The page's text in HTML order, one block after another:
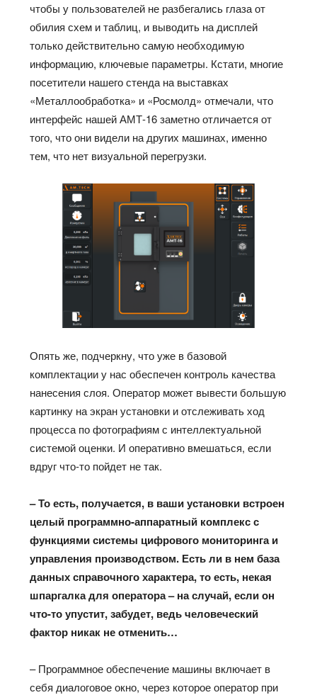
чтобы у пользователей не разбегались глаза от
обилия схем и таблиц, и выводить на дисплей
только действительно самую необходимую
информацию, ключевые параметры. Кстати, многие
посетители нашего стенда на выставках
«Металлообработка» и «Росмолд» отмечали, что
интерфейс нашей АМТ-16 заметно отличается от
того, что они видели на других машинах, именно
тем, что нет визуальной перегрузки.
Опять же, подчеркну, что уже в базовой
комплектации у нас обеспечен контроль качества
нанесения слоя. Оператор может вывести большую
картинку на экран установки и отслеживать ход
процесса по фотографиям с интеллектуальной
системой оценки. И оперативно вмешаться, если
вдруг что-то пойдет не так.
– То есть, получается, в ваши установки встроен
целый программно-аппаратный комплекс с
функциями системы цифрового мониторинга и
управления производством. Есть ли в нем база
данных справочного характера, то есть, некая
шпаргалка для оператора – на случай, если он
что-то упустит, забудет, ведь человеческий
фактор никак не отменить…
– Программное обеспечение машины включает в
себя диалоговое окно, через которое оператор при